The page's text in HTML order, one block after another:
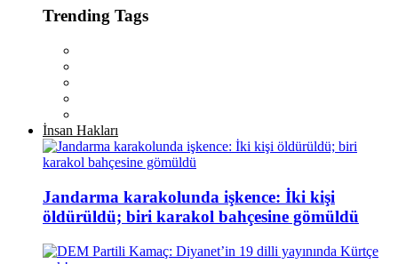
Trending Tags
İnsan Hakları
Jandarma karakolunda işkence: İki kişi
öldürüldü; biri karakol bahçesine gömüldü